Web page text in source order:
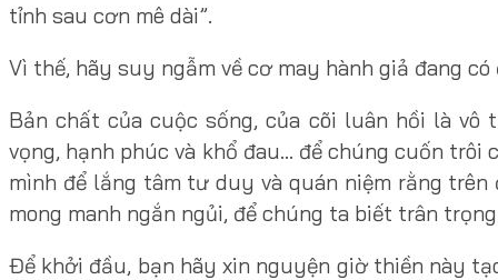
tỉnh sau cơn mê dài”.
Vì thế, hãy suy ngẫm về cơ may hành giả đang
Bản chất của cuộc sống, của cõi luân hồi là
vọng, hạnh phúc và khổ đau… để chúng cuốn
mình để lắng tâm tư duy và quán niệm rằng
mong manh ngắn ngủi, để chúng ta biết trân
Để khởi đầu, bạn hãy xin nguyện giờ thiền này